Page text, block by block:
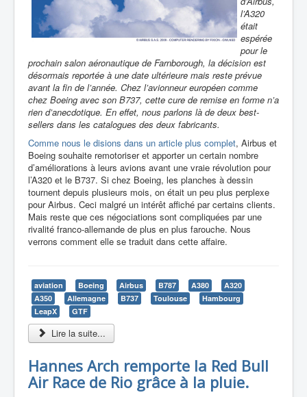
l’A320
était
espérée
pour le
prochain salon aéronautique de Farnborough, la décision est
désormais reportée à une date ultérieure mais reste prévue
avant la fin de l’année. Chez l’avionneur européen comme
chez Boeing avec son B737, cette cure de remise en forme n’a
rien d’anecdotique. En effet, nous parlons là de deux best-
sellers dans les catalogues des deux fabricants.
Comme nous le disions dans un article plus complet, Airbus et
Boeing souhaite remotoriser et apporter un certain nombre
d’améliorations à leurs avions avant une vraie révolution pour
l’A320 et le B737. Si chez Boeing, les planches à dessin
tournent depuis plusieurs mois, on était un peu plus perplexe
pour Airbus. Ceci malgré un intérêt affiché par certains clients.
Mais reste que ces négociations sont compliquées par une
rivalité franco-allemande de plus en plus farouche. Nous
verrons comment elle se traduit dans cette affaire.
aviation Boeing Airbus B787 A380
A320
A350
Allemagne B737 Toulouse
Hambourg
LeapX
GTF
Lire la suite...
Hannes Arch remporte la Red Bull
Air Race de Rio grâce à la pluie.